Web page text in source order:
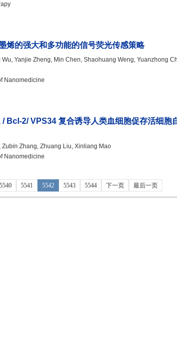
烯的强大和多功能的信号荧光传感策略
Yanjie Zheng, Min Chen, Shaohuang Weng, Yuanzhong
Nanomedicine
Bcl-2/ VPS34 复合诱导人类血细胞促存活细胞
Zhang, Zhuang Liu, Xinliang Mao
Nanomedicine
5540 5541 5542 5543 5544 下一页 最后一页